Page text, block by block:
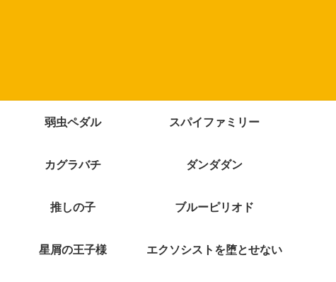
弱虫ペダル スパイファミリー
カグラバチ ダンダダン
推しの子 ブルーピリオド
星屑の王子様 エクソシストを堕とせない